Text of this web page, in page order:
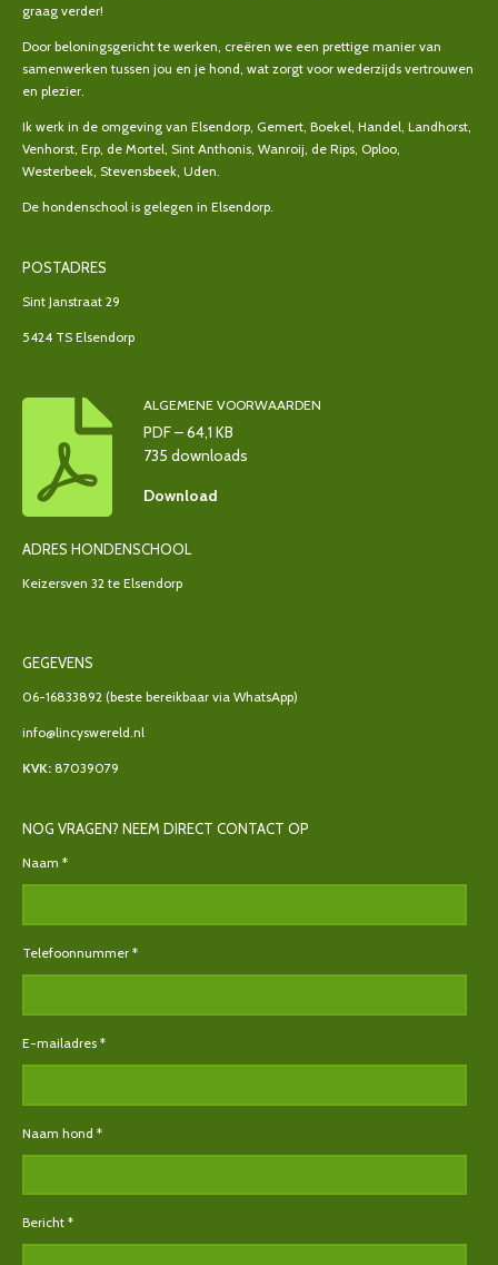
graag verder!
Door beloningsgericht te werken, creëren we een prettige manier van
samenwerken tussen jou en je hond, wat zorgt voor wederzijds vertrouwen
en plezier.
Ik werk in de omgeving van Elsendorp, Gemert, Boekel, Handel, Landhorst,
Venhorst, Erp, de Mortel, Sint Anthonis, Wanroij, de Rips, Oploo,
Westerbeek, Stevensbeek, Uden.
De hondenschool is gelegen in Elsendorp.
POSTADRES
Sint Janstraat 29
5424 TS Elsendorp
ALGEMENE VOORWAARDEN
PDF – 64,1 KB
735 downloads
Download
ADRES HONDENSCHOOL
Keizersven 32 te Elsendorp
GEGEVENS
06-16833892 (beste bereikbaar via WhatsApp)
info@lincyswereld.nl
KVK: 87039079
NOG VRAGEN? NEEM DIRECT CONTACT OP
Naam *
Telefoonnummer *
E-mailadres *
Naam hond *
Bericht *